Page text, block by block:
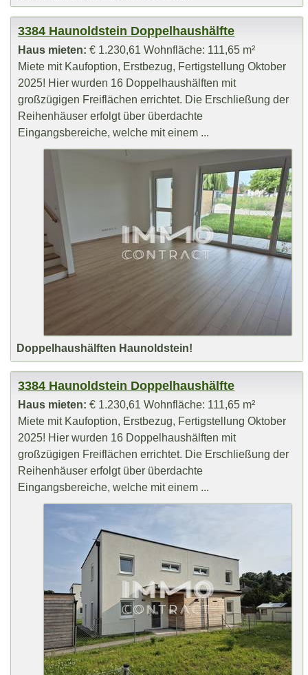
3384 Haunoldstein Doppelhaushälfte
Haus mieten: € 1.230,61 Wohnfläche: 111,65 m²
Miete mit Kaufoption, Erstbezug, Fertigstellung Oktober
2025! Hier wurden 16 Doppelhaushälften mit
großzügigen Freiflächen errichtet. Die Erschließung der
Reihenhäuser erfolgt über überdachte
Eingangsbereiche, welche mit einem ...
Doppelhaushälften Haunoldstein!
3384 Haunoldstein Doppelhaushälfte
Haus mieten: € 1.230,61 Wohnfläche: 111,65 m²
Miete mit Kaufoption, Erstbezug, Fertigstellung Oktober
2025! Hier wurden 16 Doppelhaushälften mit
großzügigen Freiflächen errichtet. Die Erschließung der
Reihenhäuser erfolgt über überdachte
Eingangsbereiche, welche mit einem ...